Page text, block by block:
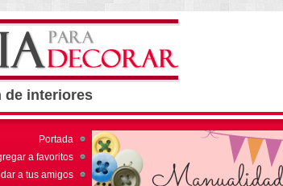
de interiores
Portada
a favoritos
a tus amigos